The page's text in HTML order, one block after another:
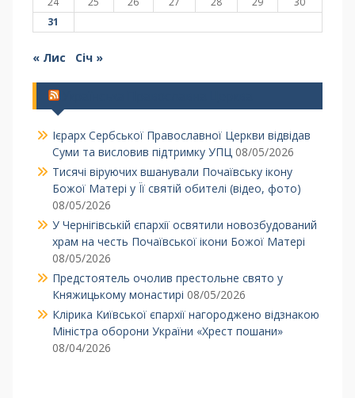
31
« Лис Січ »
Ієрарх Сербської Православної Церкви відвідав
Суми та висловив підтримку УПЦ 08/05/2026
Тисячі віруючих вшанували Почаївську ікону
Божої Матері у Її святій обителі (відео, фото)
08/05/2026
У Чернігівській єпархії освятили новозбудований
храм на честь Почаївської ікони Божої Матері
08/05/2026
Предстоятель очолив престольне свято у
Княжицькому монастирі 08/05/2026
Клірика Київської єпархії нагороджено відзнакою
Міністра оборони України «Хрест пошани»
08/04/2026